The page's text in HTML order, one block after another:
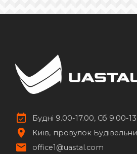
Будні 9.00-17.00, Сб 9:00-
Київ
провулок
office1@uastal.com